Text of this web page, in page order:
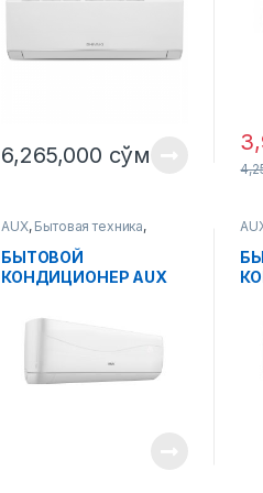
6,265,000 сўм
AUX, Бытовая техника,
Кондиционер
БЫТОВОЙ
КОНДИЦИОНЕР AUX
Inverter